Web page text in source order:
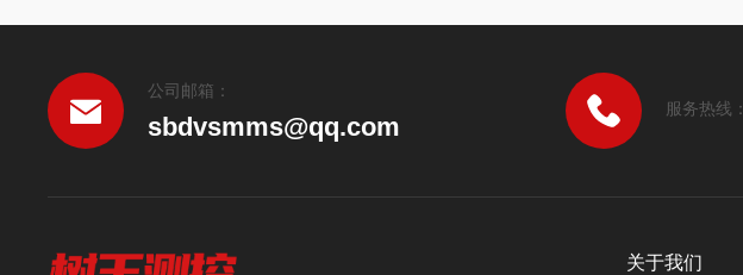
公司邮箱：
sbdvsmms@qq.com
服务热线：
关于我们